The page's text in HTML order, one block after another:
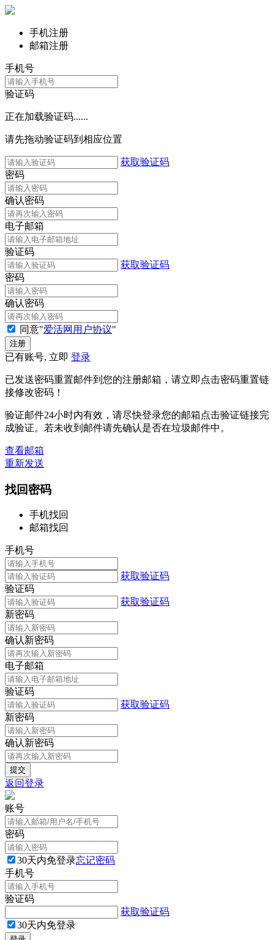
手机注册
邮箱注册
手机号
验证码
正在加载验证码......
请先拖动验证码到相应位置
获取验证码
密码
确认密码
电子邮箱
验证码
获取验证码
密码
确认密码
同意"爱活网用户协议"
已有账号, 立即 登录
已发送密码重置邮件到您的注册邮箱，请立即点击密码重置链
接修改密码！
验证邮件24小时内有效，请尽快登录您的邮箱点击验证链接完
成验证。若未收到邮件请先确认是否在垃圾邮件中。
查看邮箱
重新发送
找回密码
手机找回
邮箱找回
手机号
获取验证码
验证码
获取验证码
新密码
确认新密码
电子邮箱
验证码
获取验证码
新密码
确认新密码
返回登录
账号
密码
30天内免登录忘记密码
手机号
验证码
获取验证码
30天内免登录